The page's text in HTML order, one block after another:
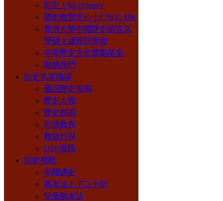
知史丨Mychistory
國史教育中心丨CNHE·HK
香港大學中國歷史研究文
學碩士課程同學會
中華歷史文化獎勵基金
聯絡我們
知史名家講壇
重回歷史現場
歷史人物
歷史劇場
何謂教育
教育灼見
DSE視頻
知史視頻
中國通史
基本法上下三十年
兒童基本法